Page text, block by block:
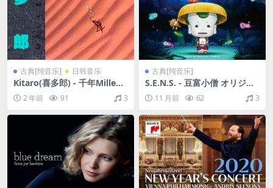
古典[纯音乐] 日韩音乐
Kitaro(喜多郎) - 千年Milleni
a（1982/FLAC/分轨/221M）
2 年前 91 3
古典[纯音乐]
S.E.N.S. - 豆富小僧 オリジナ
ル・サウンドトラック（201
1/FLAC/分轨/321M）
11 月前 62 3